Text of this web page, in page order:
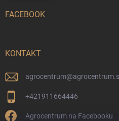
FACEBOOK
KONTAKT
agrocentrum@
+421911664446
Agrocentrum na Facebooku